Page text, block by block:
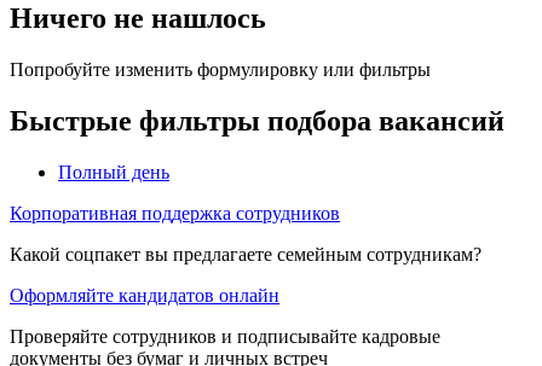
Ничего не нашлось
Попробуйте изменить формулировку или фильтры
Быстрые фильтры подбора вакансий
Полный день
Корпоративная поддержка сотрудников
Какой соцпакет вы предлагаете семейным сотрудникам?
Оформляйте кандидатов онлайн
Проверяйте сотрудников и подписывайте кадровые
документы без бумаг и личных встреч